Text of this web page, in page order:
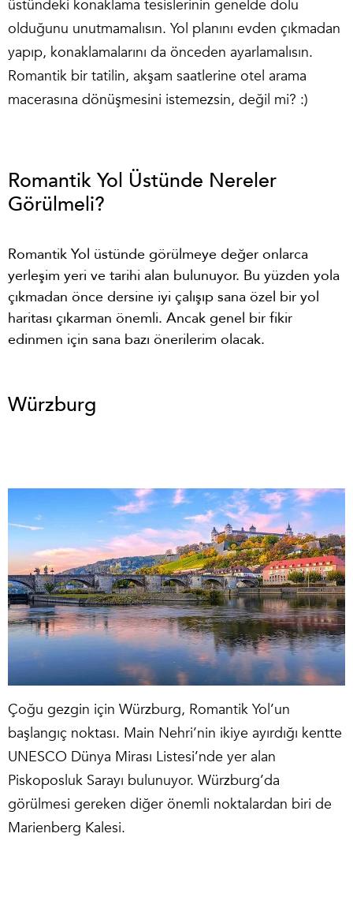
üstündeki konaklama tesislerinin genelde dolu
olduğunu unutmamalısın. Yol planını evden çıkmadan
yapıp, konaklamalarını da önceden ayarlamalısın.
Romantik bir tatilin, akşam saatlerine otel arama
macerasına dönüşmesini istemezsin, değil mi? :)
Romantik Yol Üstünde Nereler
Görülmeli?
Romantik Yol üstünde görülmeye değer onlarca
yerleşim yeri ve tarihi alan bulunuyor. Bu yüzden yola
çıkmadan önce dersine iyi çalışıp sana özel bir yol
haritası çıkarman önemli. Ancak genel bir fikir
edinmen için sana bazı önerilerim olacak.
Würzburg
Çoğu gezgin için Würzburg, Romantik Yol’un
başlangıç noktası. Main Nehri’nin ikiye ayırdığı kentte
UNESCO Dünya Mirası Listesi’nde yer alan
Piskoposluk Sarayı bulunuyor. Würzburg’da
görülmesi gereken diğer önemli noktalardan biri de
Marienberg Kalesi.